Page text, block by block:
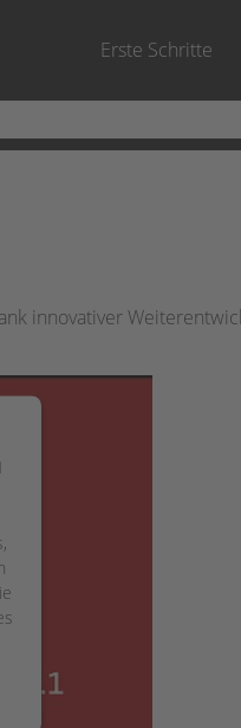
Erste Schritte
innovativer